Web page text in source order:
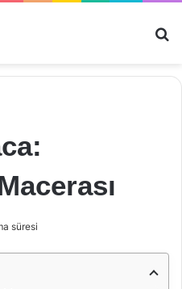
süresi